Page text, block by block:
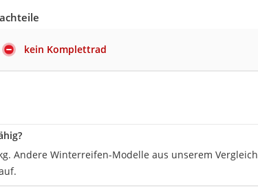
kein Komplettrad
Andere Winterreifen-Modelle aus unserem Vergleich